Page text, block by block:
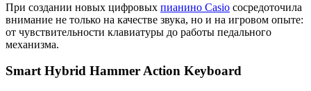
При создании новых цифровых пианино Casio сосредоточила
внимание не только на качестве звука, но и на игровом опыте:
от чувствительности клавиатуры до работы педального
механизма.
Smart Hybrid Hammer Action Keyboard